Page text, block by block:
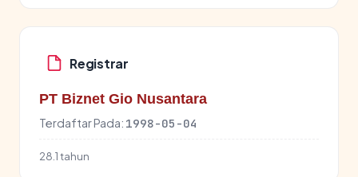
Registrar
PT Biznet Gio Nusantara
Terdaftar Pada: 1998-05-04
28.1 tahun